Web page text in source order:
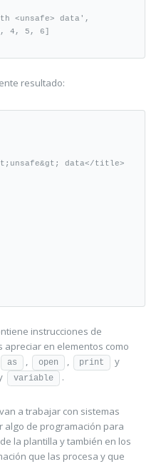
<unsafe> data' ,
, 4 , 5 , 6]
resultado:
unsafe&gt; data</title>
instrucciones de
apreciar en elementos como
as open print
y
variable .
a trabajar con sistemas
algo de programación para
de la plantilla y también en los
que las procesa y que